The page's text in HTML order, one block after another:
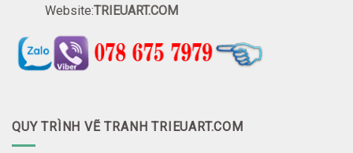
Website:TRIEUART.COM
QUY TRÌNH VẼ TRANH TRIEUART.COM